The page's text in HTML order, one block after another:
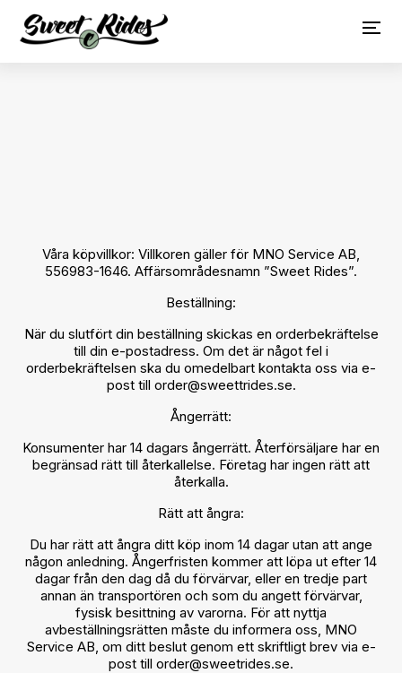
Våra köpvillkor: Villkoren gäller för MNO Service AB,
556983-1646. Affärsområdesnamn ”Sweet Rides”.
Beställning:
När du slutfört din beställning skickas en orderbekräftelse
till din e-postadress. Om det är något fel i
orderbekräftelsen ska du omedelbart kontakta oss via e-
post till order@sweettrides.se.
Ångerrätt:
Konsumenter har 14 dagars ångerrätt. Återförsäljare har en
begränsad rätt till återkallelse. Företag har ingen rätt att
återkalla.
Rätt att ångra:
Du har rätt att ångra ditt köp inom 14 dagar utan att ange
någon anledning. Ångerfristen kommer att löpa ut efter 14
dagar från den dag då du förvärvar, eller en tredje part
annan än transportören och som du angett förvärvar,
fysisk besittning av varorna. För att nyttja
avbeställningsrätten måste du informera oss, MNO
Service AB, om ditt beslut genom ett skriftligt brev via e-
post till order@sweetrides.se.